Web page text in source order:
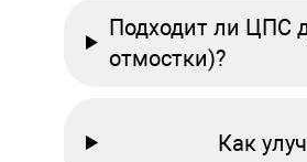
Подходит ли ЦПС
отмостки)?
Как